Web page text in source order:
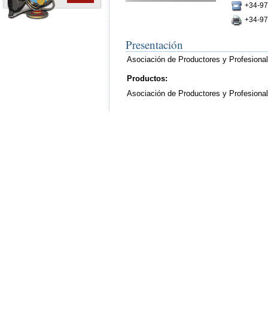
+34-
+34-
Presentación
Asociación de Productores y
Productos:
Asociación de Productores y